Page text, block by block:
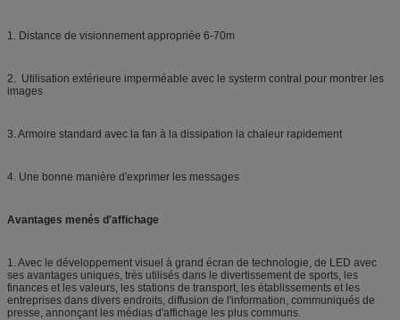
1. Distance de visionnement appropriée 6-70m
2. Utilisation extérieure imperméable avec le systerm contral pour montrer les
images
3. Armoire standard avec la fan à la dissipation la chaleur rapidement
4. Une bonne manière d'exprimer les messages
Avantages menés d'affichage
1. Avec le développement visuel à grand écran de technologie, de LED avec
ses avantages uniques, très utilisés dans le divertissement de sports, les
finances et les valeurs, les stations de transport, les établissements et les
entreprises dans divers endroits, diffusion de l'information, communiqués de
presse, annonçant les médias d'affichage les plus communs.